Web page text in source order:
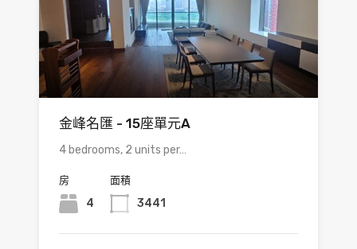
金峰名匯 - 15座單元A
4 bedrooms, 2 units per…
房
4
面積
3441